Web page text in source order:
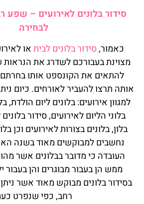
סידור בלונים לאירועים – שפע
לבחירה
כאמור,סידור בלונים לביתאו
מצוינת בעבורכם לשדרג את הנראות
להתאים את הקונספט אותו בחרתם
אותה תרצו להעביר לאורחים. כיום
למגוון אירועים: בלונים ליום הולדת,
בלוני הליום לאירועים, סידור
בלון, בלונים בצורות לאירועים וכן
נחשבים למבוקשים מאוד בשנה
העובדה כי מדובר בבלונים אשר
ממש הן בעבור מבוגרים והן בעבור
בסידור בלונים מבוקש מאוד אשר
רחב, כפי שנפרט